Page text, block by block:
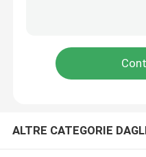
Saldatrice laser
ALTRE CATEGORIE